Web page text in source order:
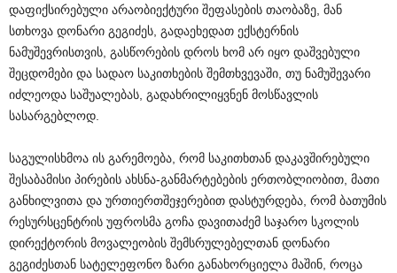
დაფიქსირებული არაობიექტური შეფასების თაობაზე, მან
სთხოვა დონარი გეგიძეს, გადაეხედათ ექსტერნის
ნამუშევრისთვის, გასწორების დროს ხომ არ იყო დაშვებული
შეცდომები და სადაო საკითხების შემთხვევაში, თუ ნამუშევარი
იძლეოდა საშუალებას, გადახრილიყვნენ მოსწავლის
სასარგებლოდ.
საგულისხმოა ის გარემოება, რომ საკითხთან დაკავშირებული
შესაბამისი პირების ახსნა-განმარტებების ერთობლიობით, მათი
განხილვითა და ურთიერთშეჯერებით დასტურდება, რომ ბათუმის
რესურსცენტრის უფროსმა გოჩა დავითაძემ საჯარო სკოლის
დირექტორის მოვალეობის შემსრულებელთან დონარი
გეგიძესთან სატელეფონო ზარი განახორციელა მაშინ, როცა